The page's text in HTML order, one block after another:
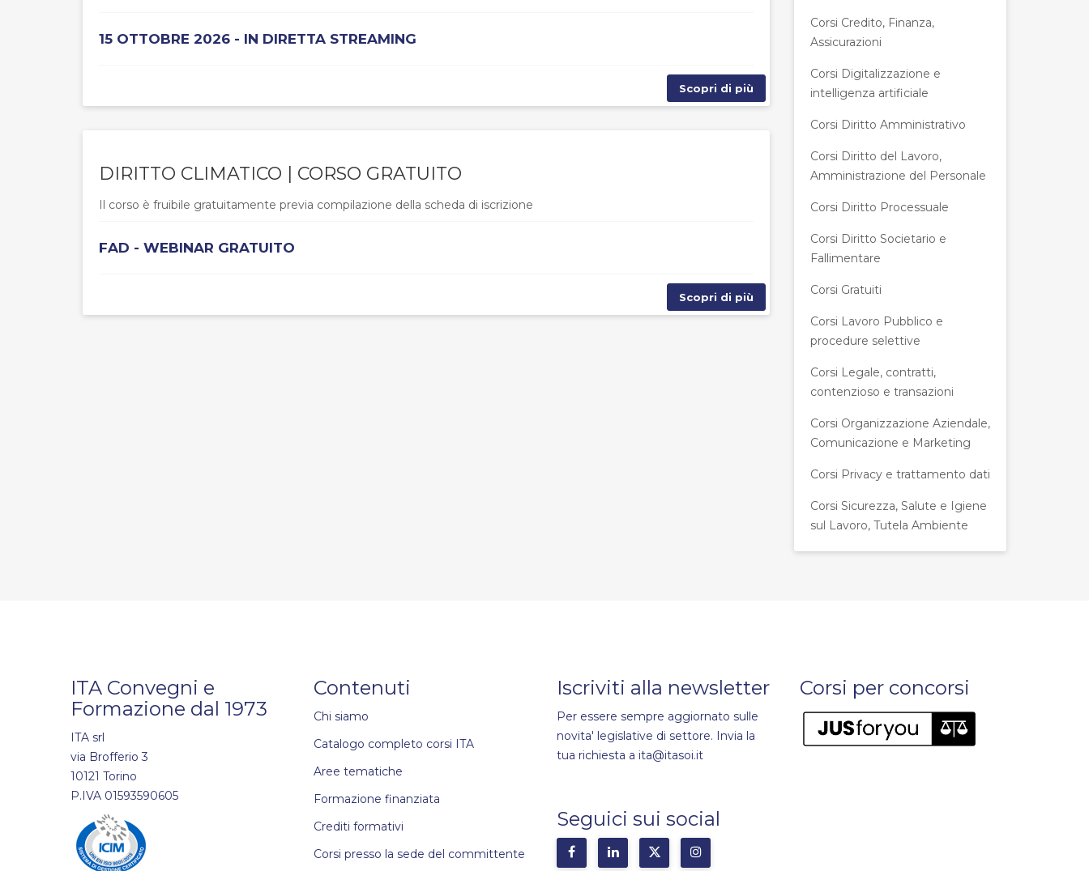
15 OTTOBRE 2026 - IN DIRETTA STREAMING
Scopri di più
DIRITTO CLIMATICO | CORSO GRATUITO
Il corso è fruibile gratuitamente previa compilazione della scheda di iscrizione
FAD - WEBINAR GRATUITO
Scopri di più
Corsi Credito, Finanza,
Assicurazioni
Corsi Digitalizzazione e
intelligenza artificiale
Corsi Diritto Amministrativo
Corsi Diritto del Lavoro,
Amministrazione del Personale
Corsi Diritto Processuale
Corsi Diritto Societario e
Fallimentare
Corsi Gratuiti
Corsi Lavoro Pubblico e
procedure selettive
Corsi Legale, contratti,
contenzioso e transazioni
Corsi Organizzazione Aziendale,
Comunicazione e Marketing
Corsi Privacy e trattamento dati
Corsi Sicurezza, Salute e Igiene
sul Lavoro, Tutela Ambiente
ITA Convegni e
Formazione dal 1973
ITA srl
via Brofferio 3
10121 Torino
P.IVA 01593590605
Contenuti
Chi siamo
Catalogo completo corsi ITA
Aree tematiche
Formazione finanziata
Crediti formativi
Corsi presso la sede del committente
Iscriviti alla newsletter
Per essere sempre aggiornato sulle
novita' legislative di settore. Invia la
tua richiesta a ita@itasoi.it
Seguici sui social
Corsi per concorsi